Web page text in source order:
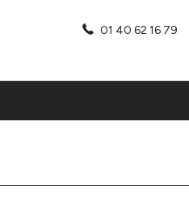
01 40 62 16 79